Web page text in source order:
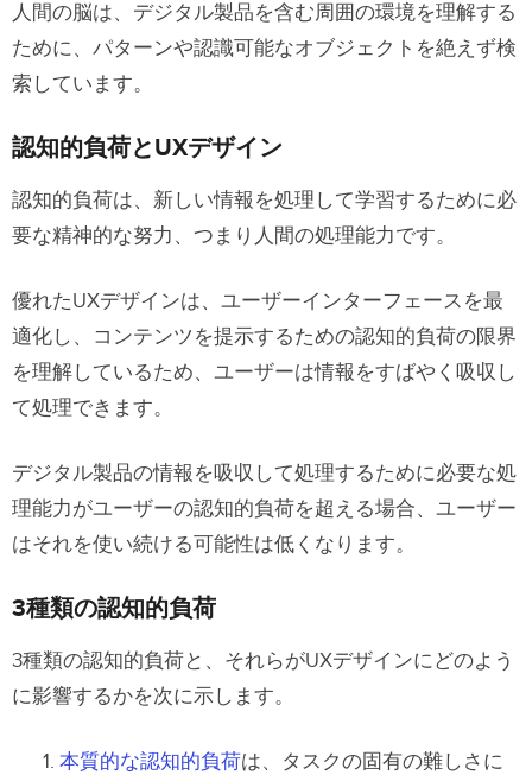
Emotional Contagion)
まとめ
UXPinによるユーザビリティテストの
人間の脳は、デジタル製品を含む周囲の環境を理解する
ために、パターンや認識可能なオブジェクトを絶えず検
索しています。
認知的負荷とUXデザイン
認知的負荷は、新しい情報を処理して学習するために必
要な精神的な努力、つまり人間の処理能力です。
優れたUXデザインは、ユーザーインターフェースを最
適化し、コンテンツを提示するための認知的負荷の限界
を理解しているため、ユーザーは情報をすばやく吸収し
て処理できます。
デジタル製品の情報を吸収して処理するために必要な処
理能力がユーザーの認知的負荷を超える場合、ユーザー
はそれを使い続ける可能性は低くなります。
3種類の認知的負荷
3種類の認知的負荷と、それらがUXデザインにどのよう
に影響するかを次に示します。
本質的な認知的負荷は、タスクの固有の難しさに